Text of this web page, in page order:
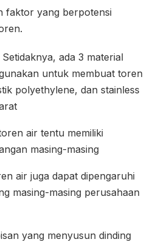
faktor yang berpotensi
ada 3 material
untuk membuat toren
polyethylene, dan stainless
air tentu memiliki
masing-masing
air juga dapat dipengaruhi
masing-masing perusahaan
yang menyusun dinding